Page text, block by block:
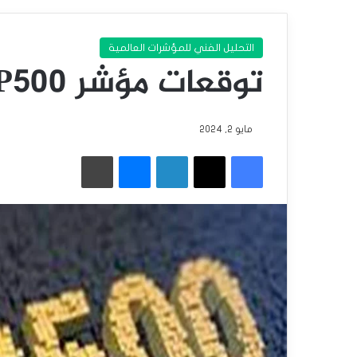
التحليل الفني للمؤشرات العالمية
توقعات مؤشر S&P500 لشهر مايو 2024.
مايو 2, 2024
فيسبوك
‫X لينكدإن ماسنجر طباعة